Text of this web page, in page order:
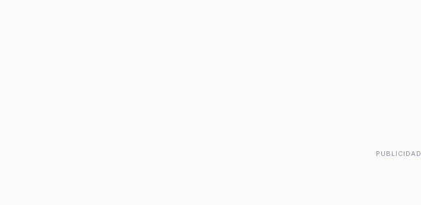
PUBLICIDAD